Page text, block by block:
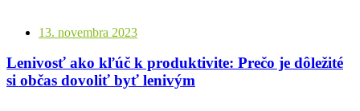
13. novembra 2023
Lenivosť ako kľúč k produktivite: Prečo je dôležité
si občas dovoliť byť lenivým